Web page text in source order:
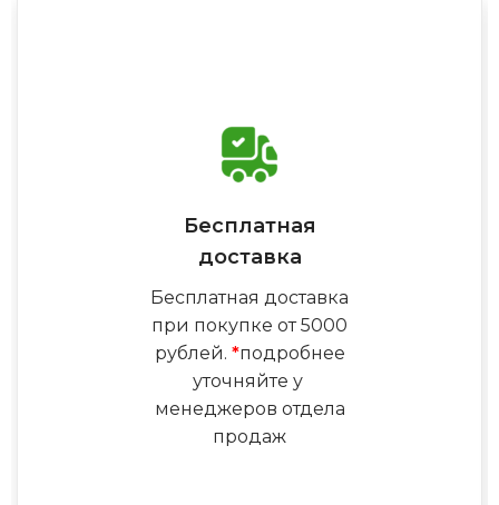
Бесплатная
доставка
Бесплатная доставка
при покупке от 5000
рублей. *подробнее
уточняйте у
менеджеров отдела
продаж